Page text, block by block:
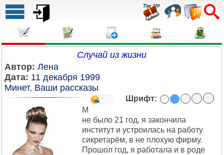
Случай из жизни
Автор: Лена
Дата: 11 декабря 1999
Минет, Ваши рассказы
Шрифт:
М
не было 21 год, я закончила
институт и устроилась на работу
сикретарём, в не плохую фирму.
Прошол год, я работала и в роде